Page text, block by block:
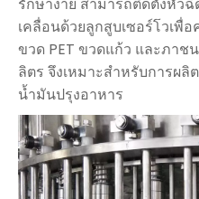
รักษาง่าย สามารถติดตั้งหัว
เคลื่อนด้วยลูกสูบเซอร์โวเพื่
ขวด PET ขวดแก้ว และภาช
ลิตร จึงเหมาะสำหรับการผ
น้ำมันปรุงอาหาร